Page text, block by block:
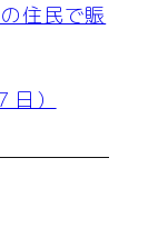
住民で賑
）